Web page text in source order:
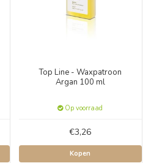
Top Line - Waxpatroon
Argan 100 ml
Op voorraad
€3,26
Kopen